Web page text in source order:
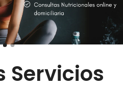
Servicios